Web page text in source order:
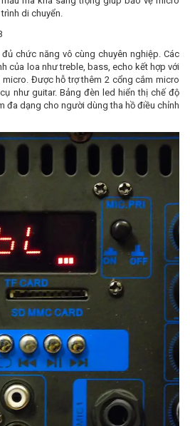
di chuyển.
chức năng vô cùng chuyên nghiệp. Các
của loa như treble, bass, echo kết hợp với
Được hỗ trợ thêm 2 cổng cắm micro
như guitar. Bảng đèn led hiển thị chế độ
đa dạng cho người dùng tha hồ điều chỉnh